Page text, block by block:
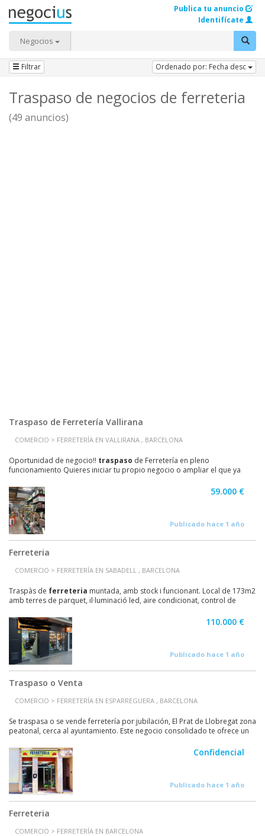
Negocios
Publica tu anuncio
Identifícate
Filtrar Ordenado por: Fecha desc
Traspaso de negocios de ferreteria
(49 anuncios)
Traspaso de Ferretería Vallirana
COMERCIO > FERRETERÍA EN VALLIRANA , BARCELONA
Oportunidad de negocio!! traspaso de Ferretería en pleno
funcionamiento Quieres iniciar tu propio negocio o ampliar el que ya
59.000 €
Publicado hace 1 año
Ferreteria
COMERCIO > FERRETERÍA EN SABADELL , BARCELONA
Traspàs de ferreteria muntada, amb stock i funcionant. Local de 173m2
amb terres de parquet, il·luminació led, aire condicionat, control de
110.000 €
Publicado hace 1 año
Traspaso o Venta
COMERCIO > FERRETERÍA EN ESPARREGUERA , BARCELONA
Se traspasa o se vende ferretería por jubilación, El Prat de Llobregat zona
peatonal, cerca al ayuntamiento. Este negocio consolidado te ofrece un
Confidencial
Publicado hace 1 año
Ferreteria
COMERCIO > FERRETERÍA EN BARCELONA